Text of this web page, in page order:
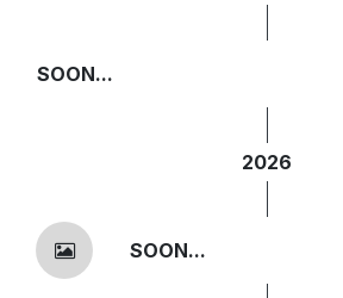
SOON...
2026
SOON...